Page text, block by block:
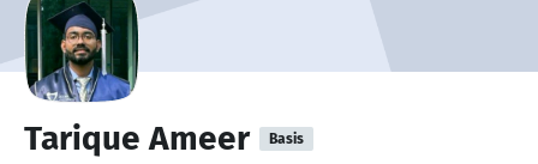
Tarique Ameer Basis